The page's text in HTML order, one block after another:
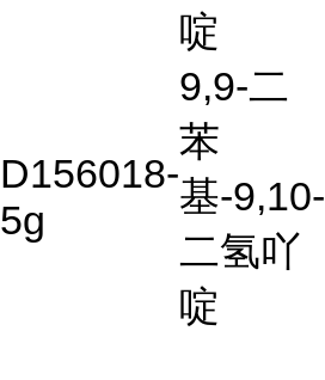
啶
D156018-
5g
9,9-二
苯
基-9,10-
二氢吖
啶